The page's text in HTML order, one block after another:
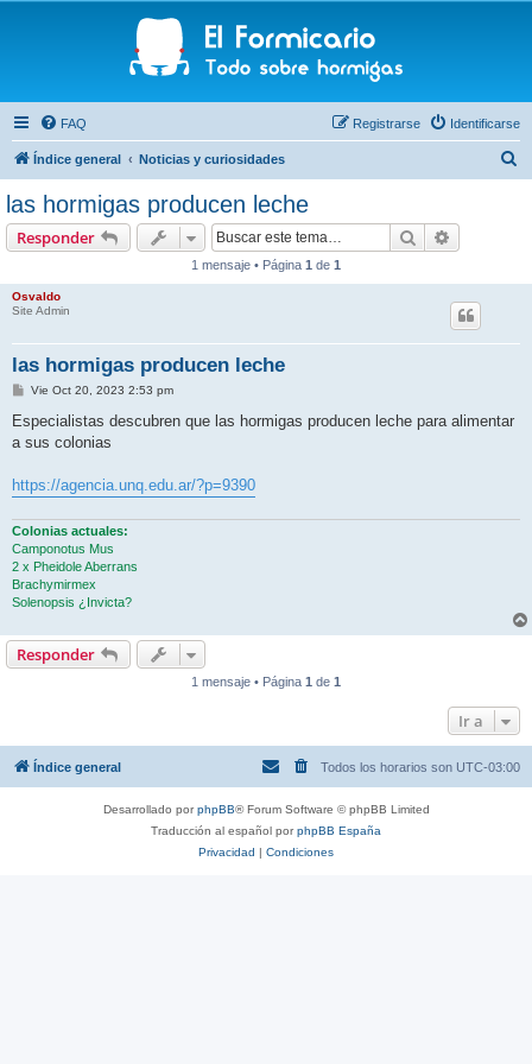
FAQ Identificarse
Registrarse
Índice general Noticias y curiosidades
las hormigas producen leche
Responder Buscar
1 mensaje • Página 1 de 1
Osvaldo
Site Admin
las hormigas producen leche
M
n
s
a
Vie Oct 20, 2023 2:53 pm
Especialistas descubren que las hormigas producen leche para alimentar
a sus colonias
https://agencia.unq.edu.ar/?p=9390
Colonias actuales:
Camponotus Mus
2 x Pheidole Aberrans
Brachymirmex
Solenopsis ¿Invicta?
Responder
1 mensaje • Página 1 de 1
Ir a
Índice general Todos los horarios son UTC-03:00
Desarrollado porphpBB® Forum Software © phpBB Limited
Traducción al español porphpBB España
Privacidad | Condiciones